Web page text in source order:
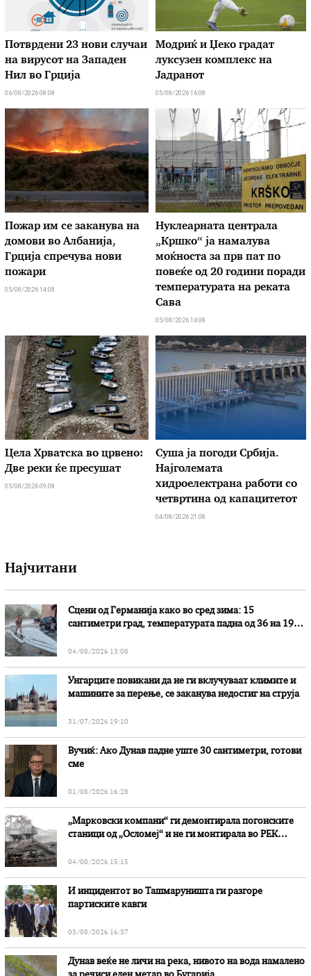
Потврдени 23 нови случаи
на вирусот на Западен
Нил во Грција
06/08/2026 08:08
Модриќ и Џеко градат
луксузен комплекс на
Јадранот
05/08/2026 16:08
Пожар им се заканува на
домови во Албанија,
Грција спречува нови
пожари
05/08/2026 14:08
Нуклеарната централа
„Кршко“ ја намалува
моќноста за прв пат по
повеќе од 20 години поради
температурата на реката
Сава
05/08/2026 14:08
Цела Хрватска во црвено:
Две реки ќе пресушат
05/08/2026 09:08
Суша ја погоди Србија.
Најголемата
хидроелектрана работи со
четвртина од капацитетот
04/08/2026 21:08
Најчитани
Сцени од Германија како во сред зима: 15
сантиметри град, температурата падна од 36 на 19
04/08/2026 13:08
Унгарците повикани да не ги вклучуваат климите и
машините за перење, се заканува недостиг на струја
31/07/2026 19:10
Вучиќ: Ако Дунав падне уште 30 сантиметри, готови
сме
01/08/2026 16:28
„Марковски компани“ ги демонтирала погонските
станици од „Осломеј“ и не ги монтирала во РЕК
04/08/2026 15:15
И инцидентот во Ташмаруништa ги разгоре
партиските кавги
03/08/2026 16:37
Дунав веќе не личи на река, нивото на вода намалено